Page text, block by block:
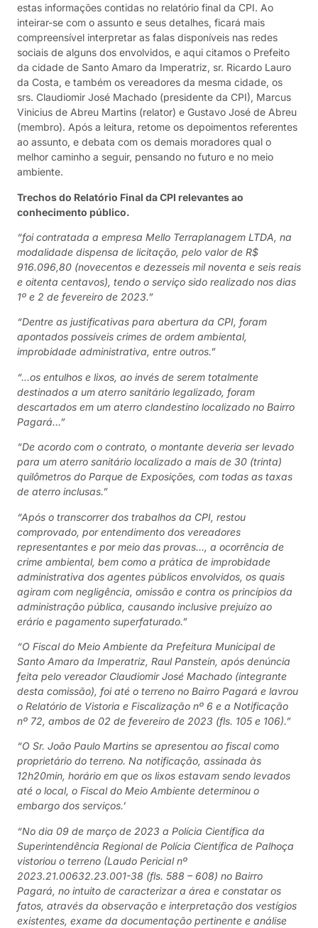
estas informações contidas no relatório final da CPI. Ao
inteirar-se com o assunto e seus detalhes, ficará mais
compreensível interpretar as falas disponíveis nas redes
sociais de alguns dos envolvidos, e aqui citamos o Prefeito
da cidade de Santo Amaro da Imperatriz, sr. Ricardo Lauro
da Costa, e também os vereadores da mesma cidade, os
srs. Claudiomir José Machado (presidente da CPI), Marcus
Vinicius de Abreu Martins (relator) e Gustavo José de Abreu
(membro). Após a leitura, retome os depoimentos referentes
ao assunto, e debata com os demais moradores qual o
melhor caminho a seguir, pensando no futuro e no meio
ambiente.
Trechos do Relatório Final da CPI relevantes ao
conhecimento público.
“foi contratada a empresa Mello Terraplanagem LTDA, na
modalidade dispensa de licitação, pelo valor de R$
916.096,80 (novecentos e dezesseis mil noventa e seis reais
e oitenta centavos), tendo o serviço sido realizado nos dias
1º e 2 de fevereiro de 2023.”
“Dentre as justificativas para abertura da CPI, foram
apontados possíveis crimes de ordem ambiental,
improbidade administrativa, entre outros.”
“…os entulhos e lixos, ao invés de serem totalmente
destinados a um aterro sanitário legalizado, foram
descartados em um aterro clandestino localizado no Bairro
Pagará…”
“De acordo com o contrato, o montante deveria ser levado
para um aterro sanitário localizado a mais de 30 (trinta)
quilômetros do Parque de Exposições, com todas as taxas
de aterro inclusas.”
“Após o transcorrer dos trabalhos da CPI, restou
comprovado, por entendimento dos vereadores
representantes e por meio das provas…, a ocorrência de
crime ambiental, bem como a prática de improbidade
administrativa dos agentes públicos envolvidos, os quais
agiram com negligência, omissão e contra os princípios da
administração pública, causando inclusive prejuízo ao
erário e pagamento superfaturado.”
“O Fiscal do Meio Ambiente da Prefeitura Municipal de
Santo Amaro da Imperatriz, Raul Panstein, após denúncia
feita pelo vereador Claudiomir José Machado (integrante
desta comissão), foi até o terreno no Bairro Pagará e lavrou
o Relatório de Vistoria e Fiscalização nº 6 e a Notificação
nº 72, ambos de 02 de fevereiro de 2023 (fls. 105 e 106).”
“O Sr. João Paulo Martins se apresentou ao fiscal como
proprietário do terreno. Na notificação, assinada às
12h20min, horário em que os lixos estavam sendo levados
até o local, o Fiscal do Meio Ambiente determinou o
embargo dos serviços.’
“No dia 09 de março de 2023 a Polícia Científica da
Superintendência Regional de Polícia Científica de Palhoça
vistoriou o terreno (Laudo Pericial nº
2023.21.00632.23.001-38 (fls. 588 – 608) no Bairro
Pagará, no intuito de caracterizar a área e constatar os
fatos, através da observação e interpretação dos vestígios
existentes, exame da documentação pertinente e análise